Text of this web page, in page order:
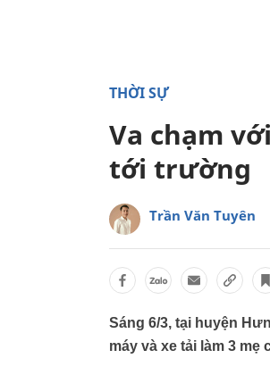
THỜI SỰ
Va chạm
tới trường
Trần Văn Tuyên
Sáng 6/3, tại huyện
máy và xe tải làm 3